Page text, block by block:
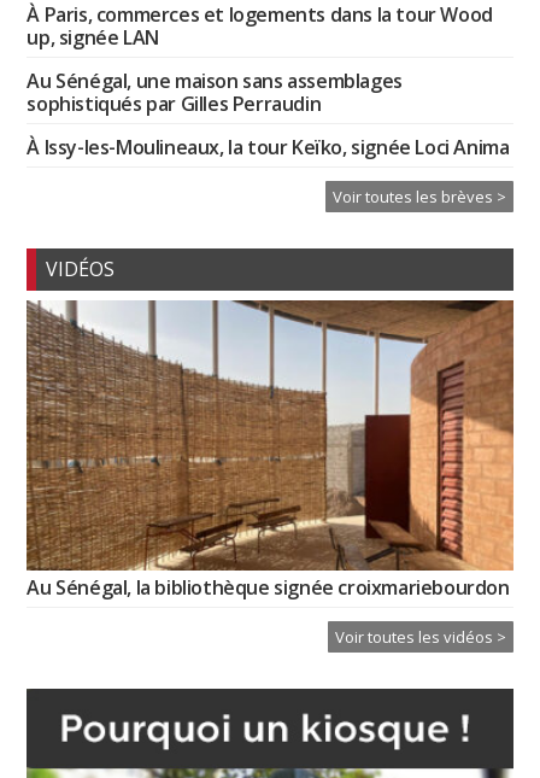
À Paris, commerces et logements dans la tour Wood
up, signée LAN
Au Sénégal, une maison sans assemblages
sophistiqués par Gilles Perraudin
À Issy-les-Moulineaux, la tour Keïko, signée Loci Anima
Voir toutes les brèves >
VIDÉOS
Au Sénégal, la bibliothèque signée croixmariebourdon
Voir toutes les vidéos >